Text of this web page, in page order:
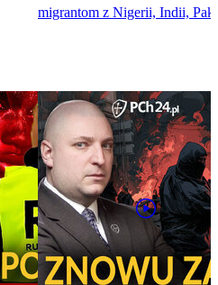
migrantom z Nigerii, Indii,